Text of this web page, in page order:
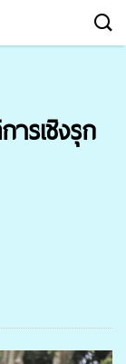
รเชิงรุก